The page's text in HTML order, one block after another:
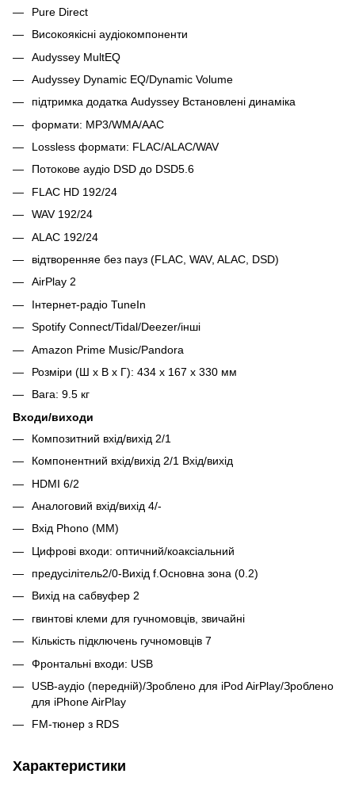
Pure Direct
Високоякісні аудіокомпоненти
Audyssey MultEQ
Audyssey Dynamic EQ/Dynamic Volume
підтримка додатка Audyssey Встановлені динаміка
формати: MP3/WMA/AAC
Lossless формати: FLAC/ALAC/WAV
Потокове аудіо DSD до DSD5.6
FLAC HD 192/24
WAV 192/24
ALAC 192/24
відтворенняе без пауз (FLAC, WAV, ALAC, DSD)
AirPlay 2
Інтернет-радіо TuneIn
Spotify Connect/Tidal/Deezer/інші
Amazon Prime Music/Pandora
Розміри (Ш x В x Г): 434 x 167 x 330 мм
Вага: 9.5 кг
Входи/виходи
Композитний вхід/вихід 2/1
Компонентний вхід/вихід 2/1 Вхід/вихід
HDMI 6/2
Аналоговий вхід/вихід 4/-
Вхід Phono (MM)
Цифрові входи: оптичний/коаксіальний
предусілітель2/0-Вихід f.Основна зона (0.2)
Вихід на сабвуфер 2
гвинтові клеми для гучномовців, звичайні
Кількість підключень гучномовців 7
Фронтальні входи: USB
USB-аудіо (передній)/Зроблено для iPod AirPlay/Зроблено
для iPhone AirPlay
FM-тюнер з RDS
Характеристики